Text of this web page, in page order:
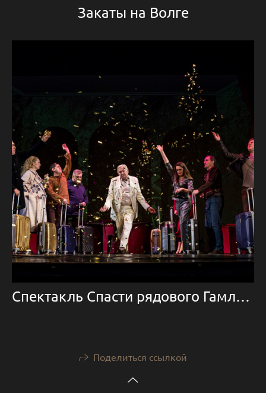
Закаты на Волге
Спектакль Спасти рядового Гамлета.
Поделиться ссылкой